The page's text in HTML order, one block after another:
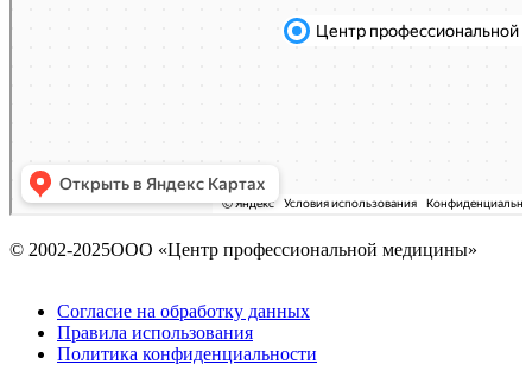
© 2002-2025ООО «Центр профессиональной медицины»
Согласие на обработку данных
Правила использования
Политика конфиденциальности